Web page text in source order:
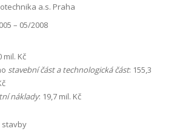
a.s. Praha
– 05/2008
mil. Kč
stavební část a technologická část: 155,3
náklady: 19,7 mil. Kč
stavby